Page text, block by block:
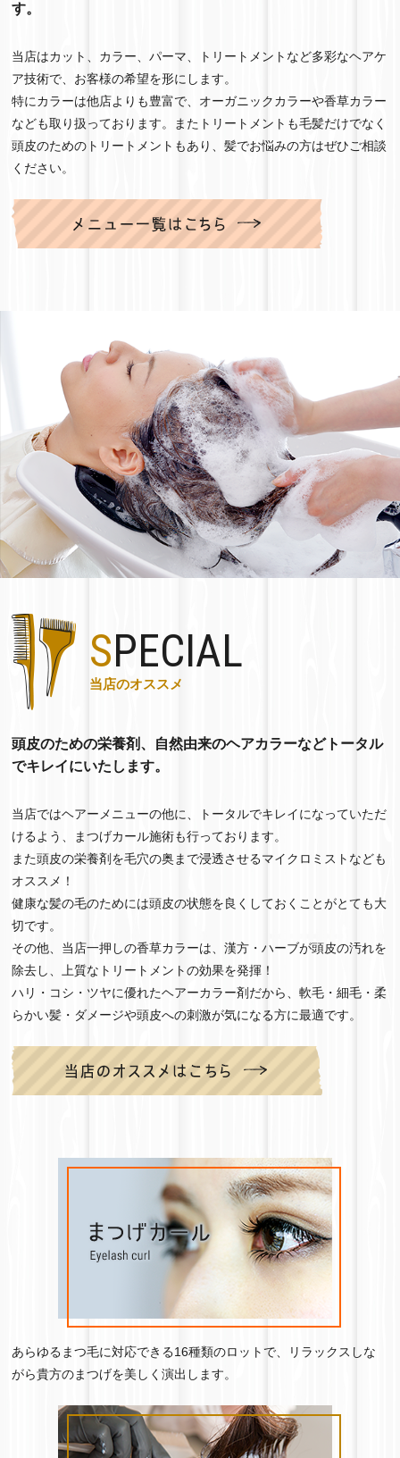
【STAFF】更新しました。
本年も宜しくお願い致します。
皆様のご予約を心よりお待ちしております。
2025.12.01
2025.10.31
【STAFF】更新しました。
2025.10.08
【COPON】【STAFF】更新しました。
2025.09.01
す。
当店はカット、カラー、パーマ、トリートメントなど多彩なヘアケ
ア技術で、お客様の希望を形にします。
特にカラーは他店よりも豊富で、オーガニックカラーや香草カラー
なども取り扱っております。またトリートメントも毛髪だけでなく
頭皮のためのトリートメントもあり、髪でお悩みの方はぜひご相談
ください。
SPECIAL
当店のオススメ
頭皮のための栄養剤、自然由来のヘアカラーなどトータル
でキレイにいたします。
当店ではヘアーメニューの他に、トータルでキレイになっていただ
けるよう、まつげカール施術も行っております。
また頭皮の栄養剤を毛穴の奥まで浸透させるマイクロミストなども
オススメ！
健康な髪の毛のためには頭皮の状態を良くしておくことがとても大
切です。
その他、当店一押しの香草カラーは、漢方・ハーブが頭皮の汚れを
除去し、上質なトリートメントの効果を発揮！
ハリ・コシ・ツヤに優れたヘアーカラー剤だから、軟毛・細毛・柔
らかい髪・ダメージや頭皮への刺激が気になる方に最適です。
あらゆるまつ毛に対応できる16種類のロットで、リラックスしな
がら貴方のまつげを美しく演出します。